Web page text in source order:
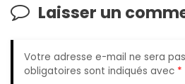
Laisser un
Votre adresse e-mail ne sera
obligatoires sont indiqués avec *